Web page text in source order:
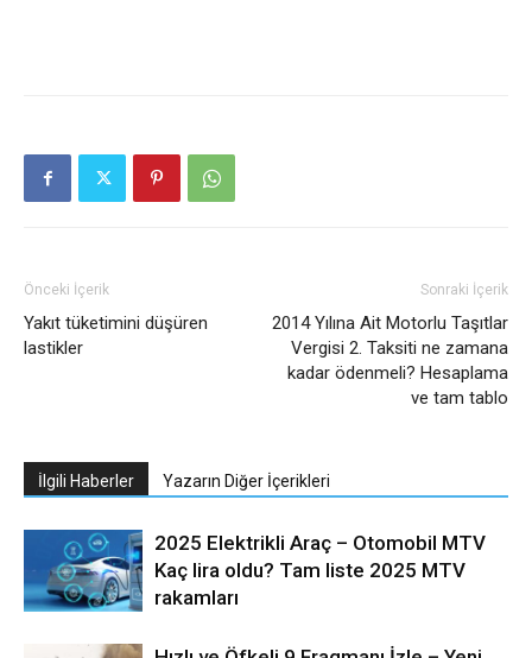
Önceki İçerik
Yakıt tüketimini düşüren
lastikler
Sonraki İçerik
2014 Yılına Ait Motorlu Taşıtlar
Vergisi 2. Taksiti ne zamana
kadar ödenmeli? Hesaplama
ve tam tablo
İlgili Haberler Yazarın Diğer İçerikleri
2025 Elektrikli Araç – Otomobil MTV
Kaç lira oldu? Tam liste 2025 MTV
rakamları